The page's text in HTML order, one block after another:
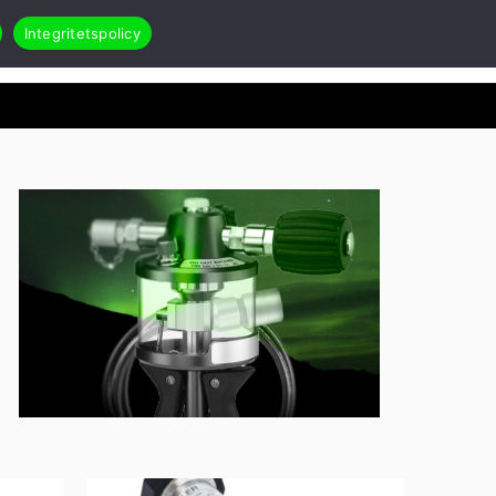
Öppna Applikationer & case
RMA
Integritetspolicy